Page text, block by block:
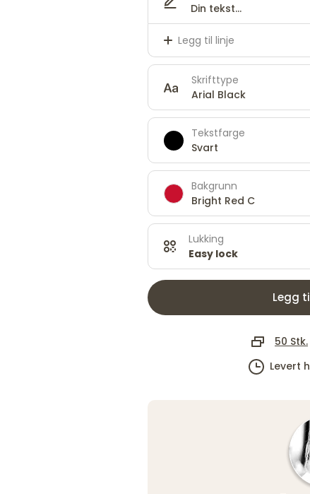
Legg til linje
Skrifttype
Arial Black
Tekstfarge
Svart
Bakgrunn
Bright Red C
Lukking
Easy lock
Legg
50 Stk.
Levert